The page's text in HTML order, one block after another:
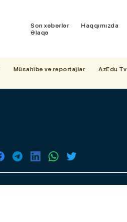
Son xəbərlər Haqqımızda
Əlaqə
Müsahibə və reportajlar AzEdu Tv